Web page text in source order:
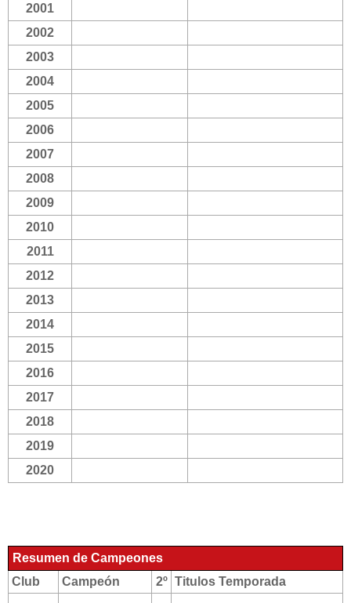
2001
2002
2003
2004
2005
2006
2007
2008
2009
2010
2011
2012
2013
2014
2015
2016
2017
2018
2019
2020
Resumen de Campeones
Club
Campeón 2º Titulos Temporada